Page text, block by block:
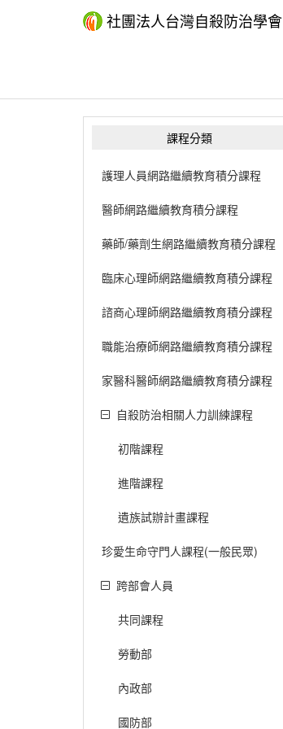
社團法人台灣自殺防治學會
課程分類
護理人員網路繼續教育積分課程
醫師網路繼續教育積分課程
藥師/藥劑生網路繼續教育積分課程
臨床心理師網路繼續教育積分課程
諮商心理師網路繼續教育積分課程
職能治療師網路繼續教育積分課程
家醫科醫師網路繼續教育積分課程
自殺防治相關人力訓練課程
初階課程
進階課程
遺族試辦計畫課程
珍愛生命守門人課程(一般民眾)
跨部會人員
共同課程
勞動部
內政部
國防部